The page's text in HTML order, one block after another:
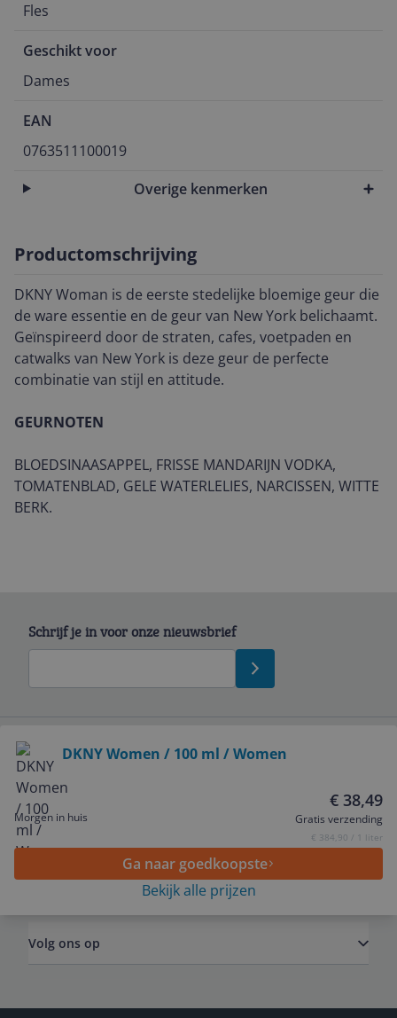
Fles
Geschikt voor
Dames
EAN
0763511100019
Overige kenmerken
Productomschrijving
DKNY Woman is de eerste stedelijke bloemige geur die
de ware essentie en de geur van New York belichaamt.
Geïnspireerd door de straten, cafes, voetpaden en
catwalks van New York is deze geur de perfecte
combinatie van stijl en attitude.
GEURNOTEN
BLOEDSINAASAPPEL, FRISSE MANDARIJN VODKA,
TOMATENBLAD, GELE WATERLELIES, NARCISSEN, WITTE
BERK.
DKNY Women / 100 ml / Women
Morgen in huis
€ 38,49
Gratis verzending
€ 384,90 / 1 liter
Ga naar goedkoopste
Bekijk alle prijzen
Schrijf je in voor onze nieuwsbrief
Service
Algemeen
Zakelijk
Volg ons op